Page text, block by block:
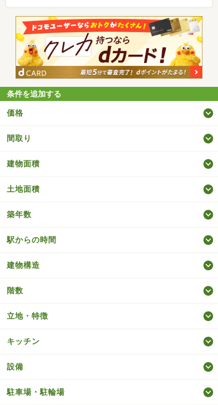
条件を追加する
価格
間取り
建物面積
土地面積
築年数
駅からの時間
建物構造
階数
立地・特徴
キッチン
設備
駐車場・駐輪場